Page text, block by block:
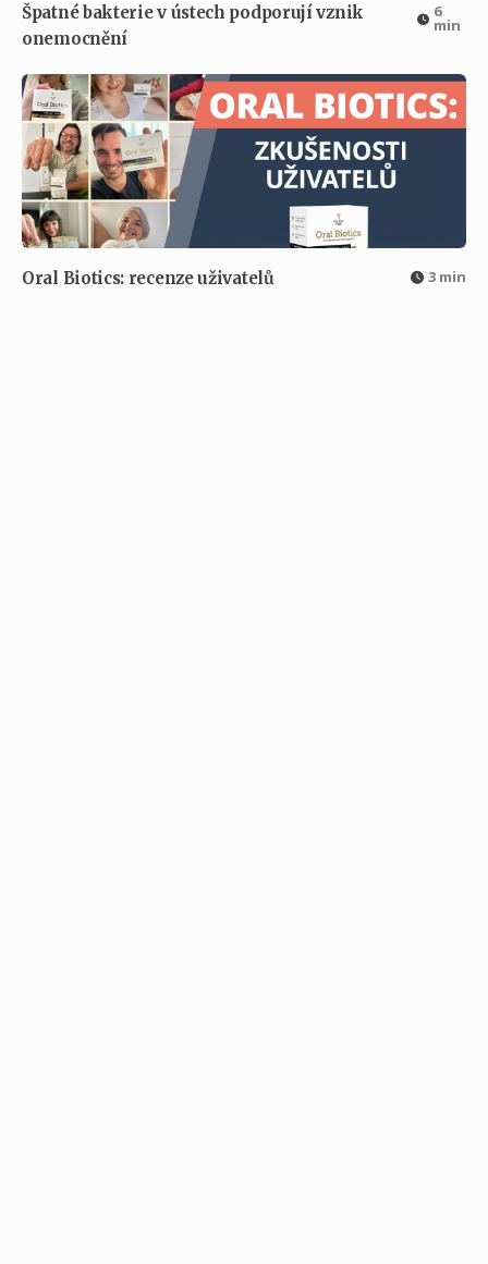
Špatné bakterie v ústech podporují vznik
onemocnění
6
min
Oral Biotics: recenze uživatelů 3 min